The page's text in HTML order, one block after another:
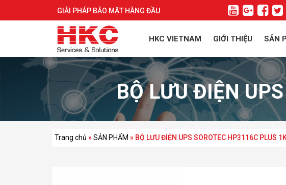
GIẢI PHÁP BẢO MẬT HÀNG ĐẦU
HKC VIETNAM GIỚI THIỆU SẢN
BỘ LƯU ĐIỆN
Trang chủ »SẢN PHẨM » BỘ LƯU ĐIỆN UPS SOROTEC HP3116C PLUS